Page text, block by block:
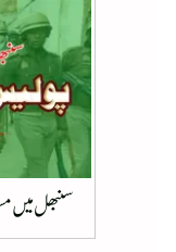
سنبھل میں